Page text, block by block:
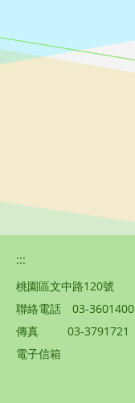
:::
桃園區文中路120號
聯絡電話
03-3601400
傳真
03-3791721
電子信箱